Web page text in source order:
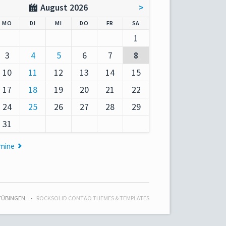
August 2026 >
MO DIENSTAG
MITTWOCH
DO NNERSTAG
FR SA
1
3 4 5 6 7
8
10 11 12 13 14
15
17 18 19 20 21
22
24 25 26 27 28
29
31
ROCKSOLID CONTAO THEMES & TEMPLATES